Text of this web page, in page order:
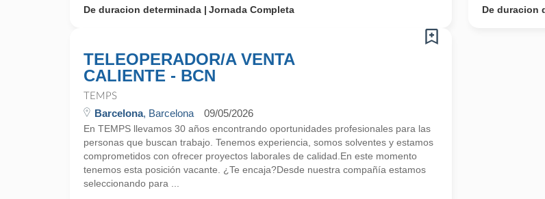
De duracion determinada
Jornada Completa
De duracion
TELEOPERADOR/A VENTA
CALIENTE - BCN
TEMPS
Barcelona, Barcelona 09/05/2026
En TEMPS llevamos 30 años encontrando oportunidades profesionales para las
personas que buscan trabajo. Tenemos experiencia, somos solventes y estamos
comprometidos con ofrecer proyectos laborales de calidad.En este momento
tenemos esta posición vacante. ¿Te encaja?Desde nuestra compañía estamos
seleccionando para ...